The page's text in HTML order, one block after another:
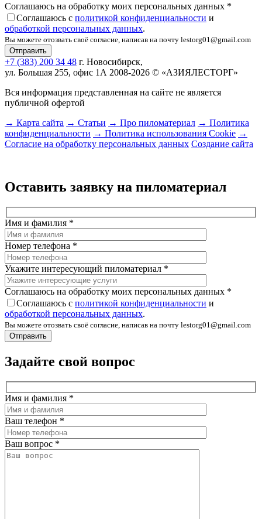
Соглашаюсь на обработку моих персональных данных *
Соглашаюсь с политикой конфиденциальности и
обработкой персональных данных.
Вы можете отозвать своё согласие, написав на почту lestorg01@gmail.com
+7 (383) 200 34 48 г. Новосибирск,
ул. Большая 255, офис 1А 2008-2026 © «АЗИЯЛЕСТОРГ»
Вся информация представленная на сайте не является
публичной офертой
→ Карта сайта → Статьи → Про пиломатериал → Политика
конфиденциальности → Политика использования Cookie →
Согласие на обработку персональных данных Создание сайта
Оставить заявку на пиломатериал
Имя и фамилия *
Номер телефона *
Укажите интересующий пиломатериал *
Соглашаюсь на обработку моих персональных данных *
Соглашаюсь с политикой конфиденциальности и
обработкой персональных данных.
Вы можете отозвать своё согласие, написав на почту lestorg01@gmail.com
Задайте свой вопрос
Имя и фамилия *
Ваш телефон *
Ваш вопрос *